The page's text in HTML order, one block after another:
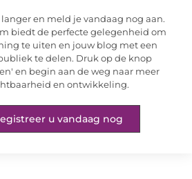
en meld je vandaag nog aan.
biedt de perfecte gelegenheid om
te uiten en jouw blog met een
te delen. Druk op de knop
en begin aan de weg naar meer
en ontwikkeling.
u vandaag nog